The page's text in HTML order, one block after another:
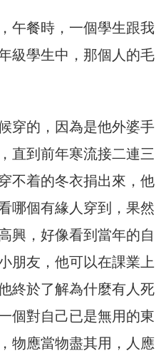
午餐時，一個學生跟我
級學生中，那個人的毛
穿的，因為是他外婆手
直到前年寒流接二連三
不着的冬衣捐出來，他
哪個有緣人穿到，果然
興，好像看到當年的自
朋友，他可以在課業上
終於了解為什麼有人死
個對自己已是無用的東
物應當物盡其用，人應